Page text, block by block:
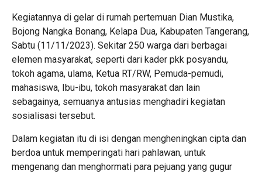
Kegiatannya di gelar di rumah pertemuan Dian Mustika,
Bojong Nangka Bonang, Kelapa Dua, Kabupaten Tangerang,
Sabtu (11/11/2023). Sekitar 250 warga dari berbagai
elemen masyarakat, seperti dari kader pkk posyandu,
tokoh agama, ulama, Ketua RT/RW, Pemuda-pemudi,
mahasiswa, Ibu-ibu, tokoh masyarakat dan lain
sebagainya, semuanya antusias menghadiri kegiatan
sosialisasi tersebut.
Dalam kegiatan itu di isi dengan mengheningkan cipta dan
berdoa untuk memperingati hari pahlawan, untuk
mengenang dan menghormati para pejuang yang gugur